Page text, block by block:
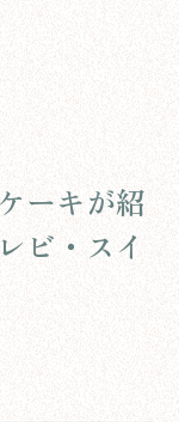
ーキが紹
ビ・スイ